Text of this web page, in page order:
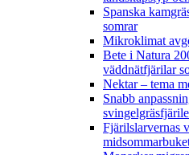
Spanska
somrar
Mikroklimat
Bete i Natura
väddnätfjärilar
Nektar – tema
Snabb
Fjärilslarvernas